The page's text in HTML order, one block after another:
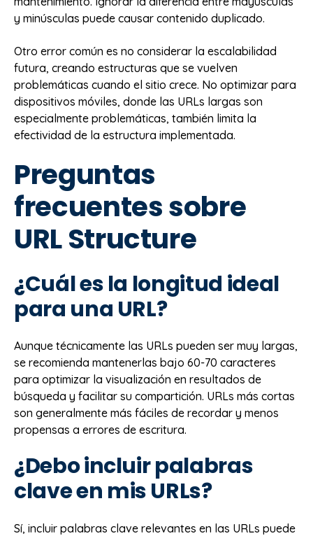
y minúsculas puede causar contenido duplicado.
Otro error común es no considerar la escalabilidad
futura, creando estructuras que se vuelven
problemáticas cuando el sitio crece. No optimizar para
dispositivos móviles, donde las URLs largas son
especialmente problemáticas, también limita la
efectividad de la estructura implementada.
Preguntas
frecuentes sobre
URL Structure
¿Cuál es la longitud ideal
para una URL?
Aunque técnicamente las URLs pueden ser muy largas,
se recomienda mantenerlas bajo 60-70 caracteres
para optimizar la visualización en resultados de
búsqueda y facilitar su compartición. URLs más cortas
son generalmente más fáciles de recordar y menos
propensas a errores de escritura.
¿Debo incluir palabras
clave en mis URLs?
Sí, incluir palabras clave relevantes en las URLs puede